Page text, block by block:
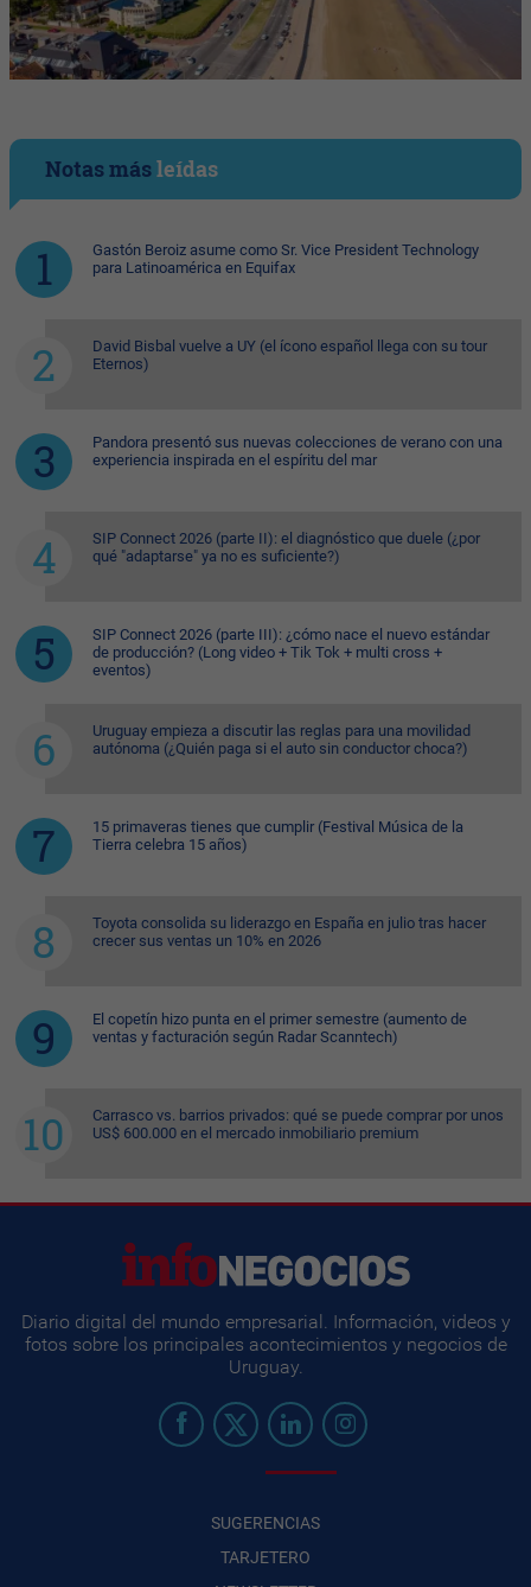
Notas másleídas
Gastón Beroiz asume como Sr. Vice President Technology
para Latinoamérica en Equifax
David Bisbal vuelve a UY (el ícono español llega con su tour
Eternos)
Pandora presentó sus nuevas colecciones de verano con una
experiencia inspirada en el espíritu del mar
SIP Connect 2026 (parte II): el diagnóstico que duele (¿por
qué "adaptarse" ya no es suficiente?)
SIP Connect 2026 (parte III): ¿cómo nace el nuevo estándar
de producción? (Long video + Tik Tok + multi cross +
eventos)
Uruguay empieza a discutir las reglas para una movilidad
autónoma (¿Quién paga si el auto sin conductor choca?)
15 primaveras tienes que cumplir (Festival Música de la
Tierra celebra 15 años)
Toyota consolida su liderazgo en España en julio tras hacer
crecer sus ventas un 10% en 2026
El copetín hizo punta en el primer semestre (aumento de
ventas y facturación según Radar Scanntech)
Carrasco vs. barrios privados: qué se puede comprar por unos
US$ 600.000 en el mercado inmobiliario premium
Diario digital del mundo empresarial. Información, videos y
fotos sobre los principales acontecimientos y negocios de
Uruguay.
SUGERENCIAS
TARJETERO